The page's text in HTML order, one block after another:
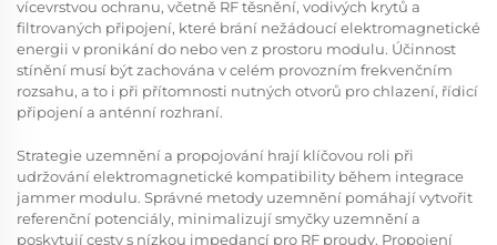
vícevrstvou ochranu, včetně RF těsnění, vodivých krytů a
filtrovaných připojení, které brání nežádoucí elektromagnetické
energii v pronikání do nebo ven z prostoru modulu. Účinnost
stínění musí být zachována v celém provozním frekvenčním
rozsahu, a to i při přítomnosti nutných otvorů pro chlazení, řídicí
připojení a anténní rozhraní.
Strategie uzemnění a propojování hrají klíčovou roli při
udržování elektromagnetické kompatibility během integrace
jammer modulu. Správné metody uzemnění pomáhají vytvořit
referenční potenciály, minimalizují smyčky uzemnění a
poskytují cesty s nízkou impedancí pro RF proudy. Propojení